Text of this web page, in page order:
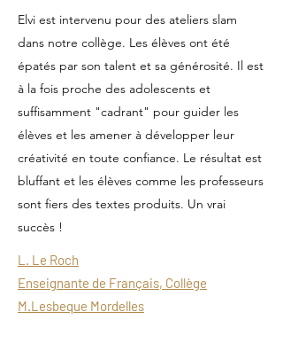
Elvi est intervenu pour des ateliers slam
dans notre collège. Les élèves ont été
épatés par son talent et sa générosité. Il est
à la fois proche des adolescents et
suffisamment "cadrant" pour guider les
élèves et les amener à développer leur
créativité en toute confiance. Le résultat est
bluffant et les élèves comme les professeurs
sont fiers des textes produits. Un vrai
succès !
L. Le Roch
Enseignante de Français, Collège
M.Lesbeque Mordelles